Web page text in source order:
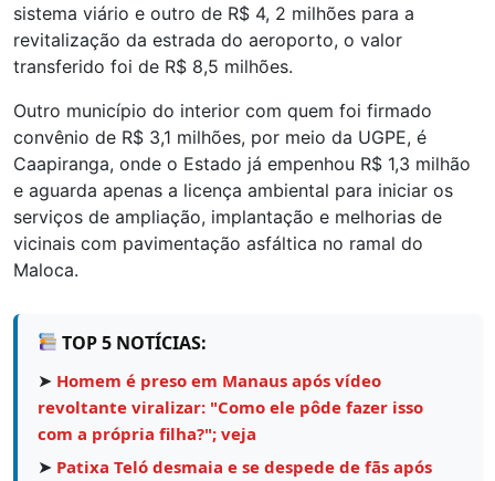
sistema viário e outro de R$ 4, 2 milhões para a
revitalização da estrada do aeroporto, o valor
transferido foi de R$ 8,5 milhões.
Outro município do interior com quem foi firmado
convênio de R$ 3,1 milhões, por meio da UGPE, é
Caapiranga, onde o Estado já empenhou R$ 1,3 milhão
e aguarda apenas a licença ambiental para iniciar os
serviços de ampliação, implantação e melhorias de
vicinais com pavimentação asfáltica no ramal do
Maloca.
TOP 5 NOTÍCIAS:
➤ Homem é preso em Manaus após vídeo
revoltante viralizar: "Como ele pôde fazer isso
com a própria filha?"; veja
➤ Patixa Teló desmaia e se despede de fãs após